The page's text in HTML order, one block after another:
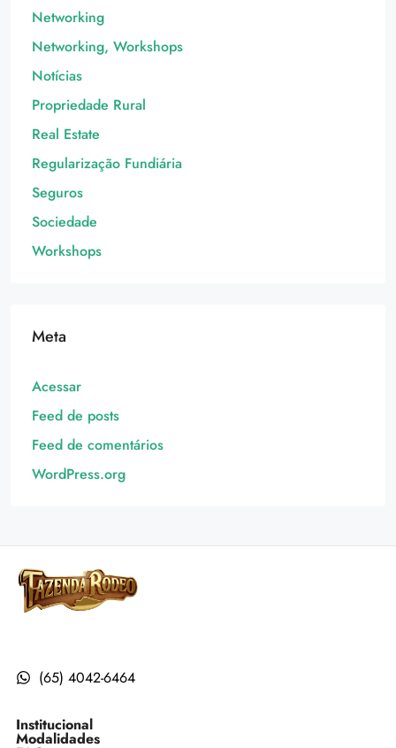
Networking
Networking, Workshops
Notícias
Propriedade Rural
Real Estate
Regularização Fundiária
Seguros
Sociedade
Workshops
Meta
Acessar
Feed de posts
Feed de comentários
WordPress.org
(65) 4042-6464
Institucional
Modalidades